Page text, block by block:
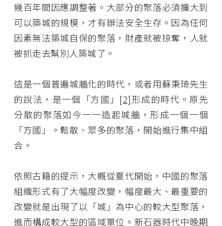
幾百年間因應調整著。大部分的聚落必須擴大到
可以築城的規模，才有辦法安全生存。因為任何
因素無法築城自保的聚落，財產就被掠奪，人就
被抓走去幫別人築城了。
這是一個普遍城牆化的時代，或者用蘇秉琦先生
的說法，是一個「方國」 [2]形成的時代。原先
分散的聚落如今一一造起城牆，形成一個一個
「方國」。鬆散、眾多的聚落，開始進行集中組
合。
依照古籍的提示，大概從夏代開始，中國的聚落
組織形式有了大幅度改變，幅度最大、最重要的
改變就是出現了以「城」為中心的較大型聚落，
進而構成較大型的區域單位。新石器時代中晚期